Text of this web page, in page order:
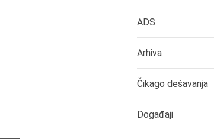
ADS
Arhiva
Čikago dešavanja
Događaji